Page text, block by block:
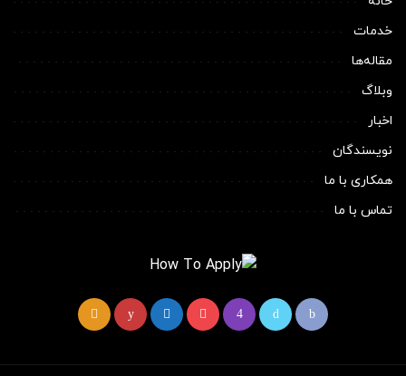
خدمات
مقاله‌ها
وبلاگ
اخبار
نویسندگان
همکاری با ما
تماس با ما